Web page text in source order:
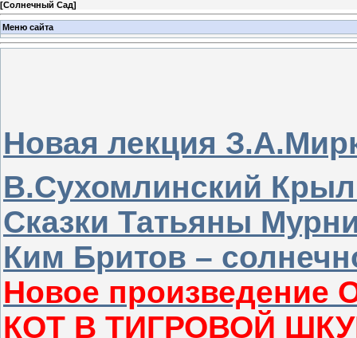
[Солнечный Сад]
Меню сайта
Новая лекция
В.Сухомлинский
Сказки Татьяны
Ким Бритов –
Новое произведение
КОТ В ТИГРОВОЙ